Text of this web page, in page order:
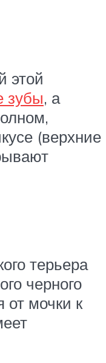
этой
зубы, а
(верхние
терьера
черного
от мочки к